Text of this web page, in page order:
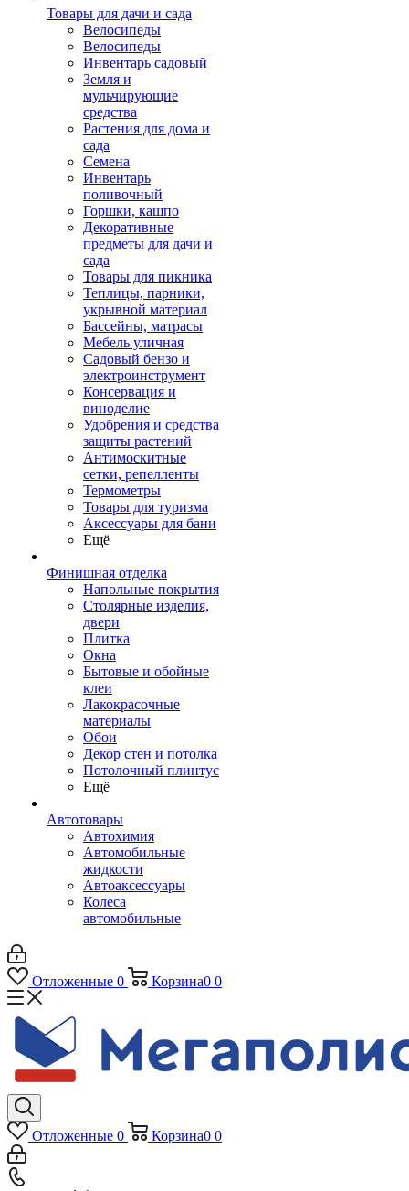
Товары для дачи и сада
Велосипеды
Велосипеды
Инвентарь садовый
Земля и
мульчирующие
средства
Растения для дома и
сада
Семена
Инвентарь
поливочный
Горшки, кашпо
Декоративные
предметы для дачи и
сада
Товары для пикника
Теплицы, парники,
укрывной материал
Бассейны, матрасы
Мебель уличная
Садовый бензо и
электроинструмент
Консервация и
виноделие
Удобрения и средства
защиты растений
Антимоскитные
сетки, репелленты
Термометры
Товары для туризма
Аксессуары для бани
Ещё
Финишная отделка
Напольные покрытия
Столярные изделия,
двери
Плитка
Окна
Бытовые и обойные
клеи
Лакокрасочные
материалы
Обои
Декор стен и потолка
Потолочный плинтус
Ещё
Автотовары
Автохимия
Автомобильные
жидкости
Автоаксессуары
Колеса
автомобильные
Отложенные 0 Корзина0 0
Отложенные 0 Корзина0 0